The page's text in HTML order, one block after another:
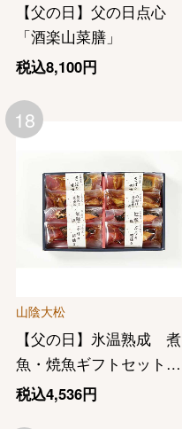
【父の日】父の日点心
「酒楽山菜膳」
税込8,100円
山陰大松
【父の日】氷温熟成 煮
魚・焼魚ギフトセット８
切
税込4,536円
18